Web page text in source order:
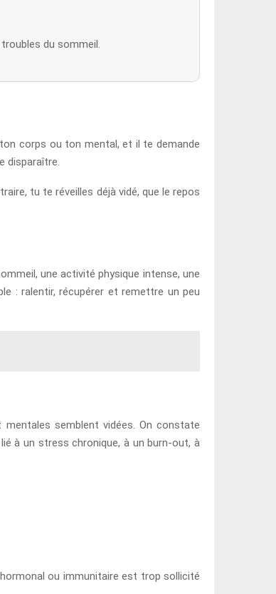
du sommeil.
corps ou ton mental, et il te demande
disparaître.
tu te réveilles déjà vidé, que le repos
une activité physique intense, une
: ralentir, récupérer et remettre un peu
mentales semblent vidées. On constate
à un stress chronique, à un burn-out, à
ou immunitaire est trop sollicité